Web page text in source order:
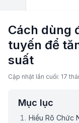
Cách dùng
tuyến để
suất
Cập nhật lần cuối: 17
Mục lục
Hiểu Rõ Chức